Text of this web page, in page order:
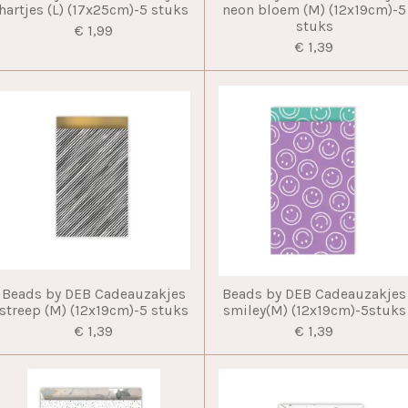
(L) (17x25cm)-5 stuks
€ 1,99
neon bloem (M) (12x19cm)-5
stuks
€ 1,39
Beads by DEB Cadeauzakjes
(M) (12x19cm)-5 stuks
€ 1,39
Beads by DEB Cadeauzakjes
smiley(M) (12x19cm)-5stuks
€ 1,39